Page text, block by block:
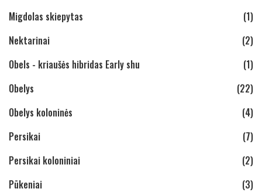
Migdolas skiepytas
(1)
Nektarinai
(2)
Obels - kriaušės hibridas Early shu
(1)
Obelys
(22)
Obelys koloninės
(4)
Persikai
(7)
Persikai koloniniai
(2)
Pūkeniai
(3)